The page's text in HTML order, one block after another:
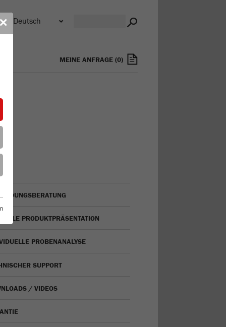
✕
MEINE ANFRAGE (0)
PRODUKTPRÄSENTATION
PROBENANALYSE
SUPPORT
/ VIDEOS